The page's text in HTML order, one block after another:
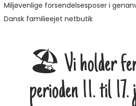
Miljøvenlige forsendelsesposer i
Dansk familieejet netbutik
🏖️ Vi holder
perioden 11. til